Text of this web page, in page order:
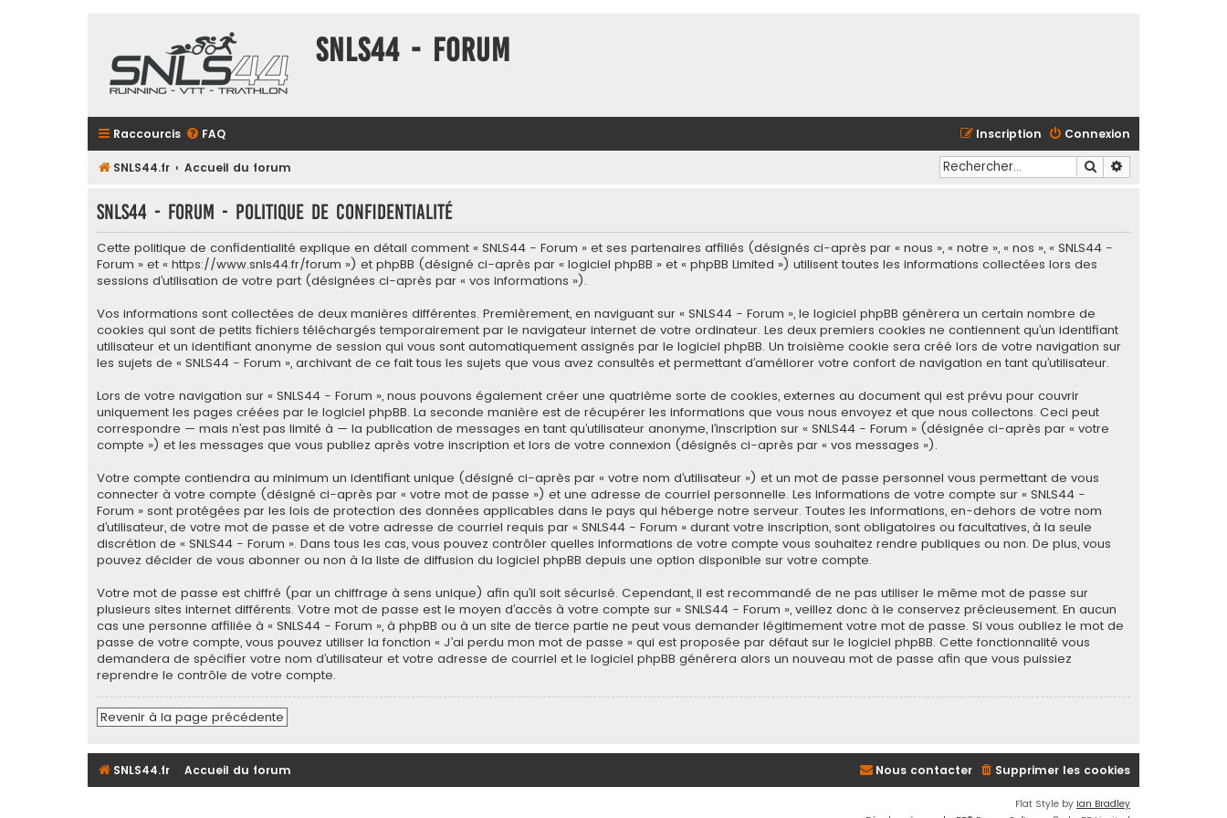
SNLS44 - Forum
Raccourcis FAQ Connexion
Inscription
SNLS44.fr Accueil du forum Rechercher
SNLS44 - Forum - Politique de confidentialité
Cette politique de confidentialité explique en détail comment « SNLS44 - Forum » et ses partenaires affiliés (désignés ci-après par « nous », « notre », « nos », « SNLS44 -
Forum » et « https://www.snls44.fr/forum ») et phpBB (désigné ci-après par « logiciel phpBB » et « phpBB Limited ») utilisent toutes les informations collectées lors des
sessions d’utilisation de votre part (désignées ci-après par « vos informations »).
Vos informations sont collectées de deux manières différentes. Premièrement, en naviguant sur « SNLS44 - Forum », le logiciel phpBB génèrera un certain nombre de
cookies qui sont de petits fichiers téléchargés temporairement par le navigateur internet de votre ordinateur. Les deux premiers cookies ne contiennent qu’un identifiant
utilisateur et un identifiant anonyme de session qui vous sont automatiquement assignés par le logiciel phpBB. Un troisième cookie sera créé lors de votre navigation sur
les sujets de « SNLS44 - Forum », archivant de ce fait tous les sujets que vous avez consultés et permettant d’améliorer votre confort de navigation en tant qu’utilisateur.
Lors de votre navigation sur « SNLS44 - Forum », nous pouvons également créer une quatrième sorte de cookies, externes au document qui est prévu pour couvrir
uniquement les pages créées par le logiciel phpBB. La seconde manière est de récupérer les informations que vous nous envoyez et que nous collectons. Ceci peut
correspondre — mais n’est pas limité à — la publication de messages en tant qu’utilisateur anonyme, l’inscription sur « SNLS44 - Forum » (désignée ci-après par « votre
compte ») et les messages que vous publiez après votre inscription et lors de votre connexion (désignés ci-après par « vos messages »).
Votre compte contiendra au minimum un identifiant unique (désigné ci-après par « votre nom d’utilisateur ») et un mot de passe personnel vous permettant de vous
connecter à votre compte (désigné ci-après par « votre mot de passe ») et une adresse de courriel personnelle. Les informations de votre compte sur « SNLS44 -
Forum » sont protégées par les lois de protection des données applicables dans le pays qui héberge notre serveur. Toutes les informations, en-dehors de votre nom
d’utilisateur, de votre mot de passe et de votre adresse de courriel requis par « SNLS44 - Forum » durant votre inscription, sont obligatoires ou facultatives, à la seule
discrétion de « SNLS44 - Forum ». Dans tous les cas, vous pouvez contrôler quelles informations de votre compte vous souhaitez rendre publiques ou non. De plus, vous
pouvez décider de vous abonner ou non à la liste de diffusion du logiciel phpBB depuis une option disponible sur votre compte.
Votre mot de passe est chiffré (par un chiffrage à sens unique) afin qu’il soit sécurisé. Cependant, il est recommandé de ne pas utiliser le même mot de passe sur
plusieurs sites internet différents. Votre mot de passe est le moyen d’accès à votre compte sur « SNLS44 - Forum », veillez donc à le conservez précieusement. En aucun
cas une personne affiliée à « SNLS44 - Forum », à phpBB ou à un site de tierce partie ne peut vous demander légitimement votre mot de passe. Si vous oubliez le mot de
passe de votre compte, vous pouvez utiliser la fonction « J’ai perdu mon mot de passe » qui est proposée par défaut sur le logiciel phpBB. Cette fonctionnalité vous
demandera de spécifier votre nom d’utilisateur et votre adresse de courriel et le logiciel phpBB générera alors un nouveau mot de passe afin que vous puissiez
reprendre le contrôle de votre compte.
Revenir à la page précédente
SNLS44.fr Accueil du forum Supprimer les cookies
Nous contacter
Flat Style by Ian Bradley